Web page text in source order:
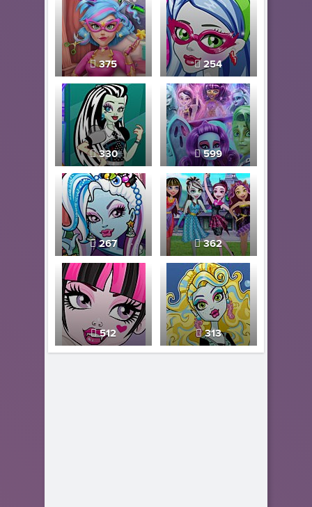
375 254
330 599
267 362
512 313